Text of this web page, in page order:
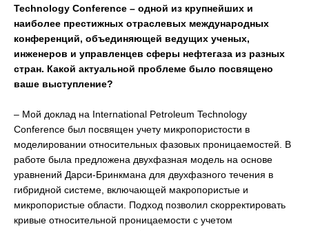
Technology Conference – одной из крупнейших и
наиболее престижных отраслевых международных
конференций, объединяющей ведущих ученых,
инженеров и управленцев сферы нефтегаза из разных
стран. Какой актуальной проблеме было посвящено
ваше выступление?
– Мой доклад на International Petroleum Technology
Conference был посвящен учету микропористости в
моделировании относительных фазовых проницаемостей. В
работе была предложена двухфазная модель на основе
уравнений Дарси-Бринкмана для двухфазного течения в
гибридной системе, включающей макропористые и
микропористые области. Подход позволил скорректировать
кривые относительной проницаемости с учетом